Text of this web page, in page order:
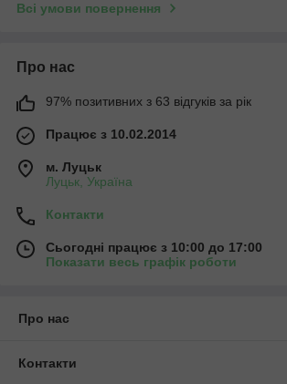
Всі умови повернення
Про нас
97% позитивних з 63 відгуків за рік
Працює з 10.02.2014
м. Луцьк
Луцьк, Україна
Контакти
Сьогодні працює з 10:00 до 17:00
Показати весь графік роботи
Про нас
Контакти